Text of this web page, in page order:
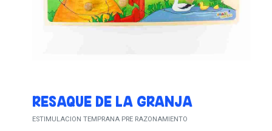
RESAQUE DE LA GRANJA
ESTIMULACION TEMPRANA PRE RAZONAMIENTO